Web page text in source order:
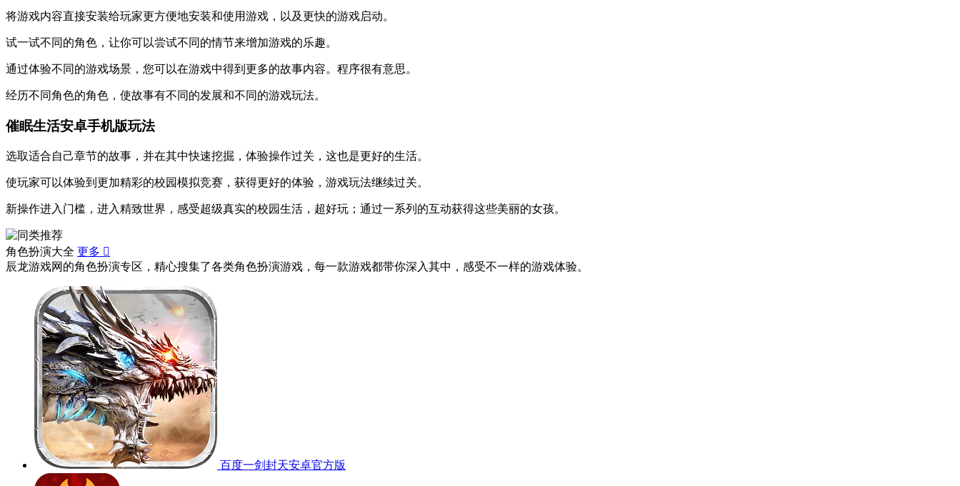
将游戏内容直接安装给玩家更方便地安装和使用游戏，以及更快的游戏启动。
试一试不同的角色，让你可以尝试不同的情节来增加游戏的乐趣。
通过体验不同的游戏场景，您可以在游戏中得到更多的故事内容。程序很有意思。
经历不同角色的角色，使故事有不同的发展和不同的游戏玩法。
催眠生活安卓手机版玩法
选取适合自己章节的故事，并在其中快速挖掘，体验操作过关，这也是更好的生活。
使玩家可以体验到更加精彩的校园模拟竞赛，获得更好的体验，游戏玩法继续过关。
新操作进入门槛，进入精致世界，感受超级真实的校园生活，超好玩；通过一系列的互动获得这些美丽的女孩。
角色扮演大全 更多 
辰龙游戏网的角色扮演专区，精心搜集了各类角色扮演游戏，每一款游戏都带你深入其中，感受不一样的游戏体验。
百度一剑封天安卓官方版